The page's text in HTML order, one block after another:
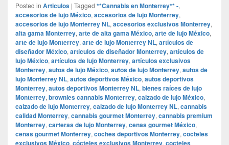
Posted in Articulos | Tagged **Cannabis en Monterrey** -,
accesorios de lujo México, accesorios de lujo Monterrey,
accesorios de lujo Monterrey NL, accesorios exclusivos Monterrey,
alta gama Monterrey, arte de alta gama México, arte de lujo México,
arte de lujo Monterrey, arte de lujo Monterrey NL, artículos de
diseñador México, artículos de diseñador Monterrey, artículos de
lujo México, artículos de lujo Monterrey, artículos exclusivos
Monterrey, autos de lujo México, autos de lujo Monterrey, autos de
lujo Monterrey NL, autos deportivos México, autos deportivos
Monterrey, autos deportivos Monterrey NL, bienes raíces de lujo
Monterrey, brownies cannabis Monterrey, calzado de lujo México,
calzado de lujo Monterrey, calzado de lujo Monterrey NL, cannabis
calidad Monterrey, cannabis gourmet Monterrey, cannabis premium
Monterrey, carteras de lujo Monterrey, cenas gourmet México,
cenas gourmet Monterrey, coches deportivos Monterrey, cocteles
exclusivos México, cócteles exclusivos Monterrey, cocteles